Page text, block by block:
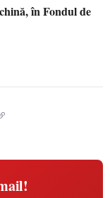
în Fondul de